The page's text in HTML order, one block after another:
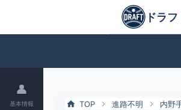
沢田 鋼二（元誠信高校）の特徴とドラフト評
ドラフト候補
👤
基本情報 TOP 進路不明 内野